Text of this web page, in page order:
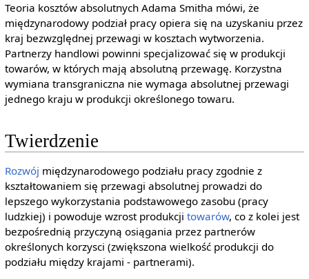
Teoria kosztów absolutnych Adama Smitha mówi, że
międzynarodowy podział pracy opiera się na uzyskaniu przez
kraj bezwzględnej przewagi w kosztach wytworzenia.
Partnerzy handlowi powinni specjalizować się w produkcji
towarów, w których mają absolutną przewagę. Korzystna
wymiana transgraniczna nie wymaga absolutnej przewagi
jednego kraju w produkcji określonego towaru.
Twierdzenie
Rozwój międzynarodowego podziału pracy zgodnie z
kształtowaniem się przewagi absolutnej prowadzi do
lepszego wykorzystania podstawowego zasobu (pracy
ludzkiej) i powoduje wzrost produkcji towarów, co z kolei jest
bezpośrednią przyczyną osiągania przez partnerów
określonych korzysci (zwiększona wielkość produkcji do
podziału między krajami - partnerami).